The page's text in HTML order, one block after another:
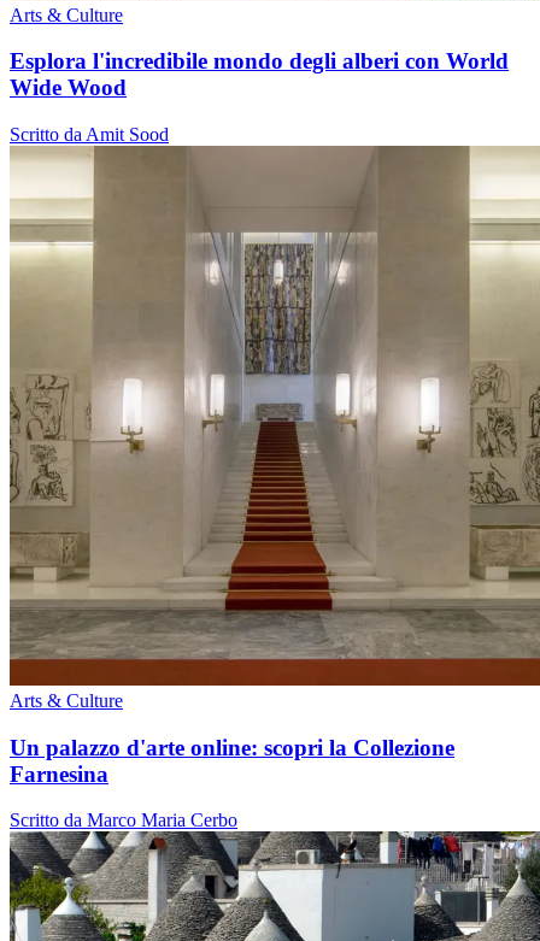
Arts & Culture
Esplora l'incredibile mondo degli alberi con World
Wide Wood
Scritto da Amit Sood
Arts & Culture
Un palazzo d'arte online: scopri la Collezione
Farnesina
Scritto da Marco Maria Cerbo